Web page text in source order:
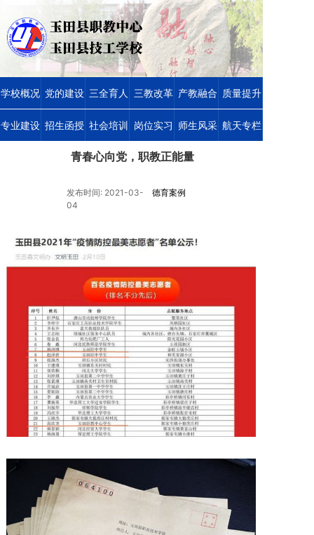
学校概况 党的建设 三全育人 三教改革 产教融合 质量提升
专业建设 招生函授 社会培训 岗位实习 师生风采 航天专栏
青春心向党，职教正能量
德育案例
发布时间: 2021-03-
04